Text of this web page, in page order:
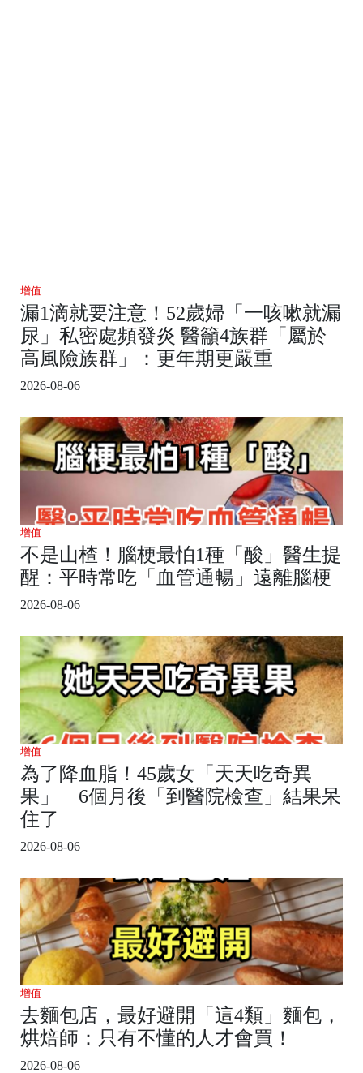
增值
漏1滴就要注意！52歲婦「一咳嗽就漏
尿」私密處頻發炎 醫籲4族群「屬於
高風險族群」：更年期更嚴重
2026-08-06
增值
不是山楂！腦梗最怕1種「酸」醫生提
醒：平時常吃「血管通暢」遠離腦梗
2026-08-06
增值
為了降血脂！45歲女「天天吃奇異
果」 6個月後「到醫院檢查」結果呆
住了
2026-08-06
增值
去麵包店，最好避開「這4類」麵包，
烘焙師：只有不懂的人才會買！
2026-08-06